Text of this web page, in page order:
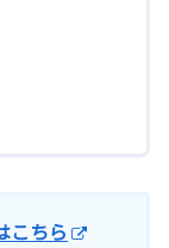
こちら